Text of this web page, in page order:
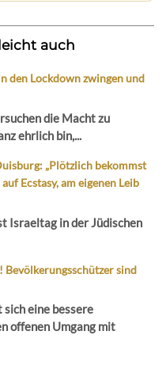
auch
den Lockdown zwingen und
die Macht zu
ehrlich bin,...
„Plötzlich bekommst
Ecstasy, am eigenen Leib
Israeltag in der Jüdischen
sind
eine bessere
offenen Umgang mit